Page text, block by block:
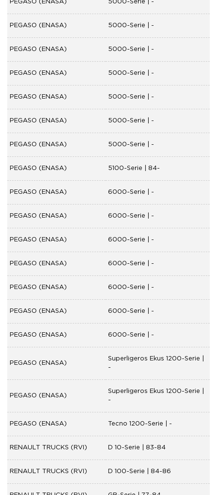
PEGASO (ENASA) 5000-Serie | -
PEGASO (ENASA) 5000-Serie | -
PEGASO (ENASA) 5000-Serie | -
PEGASO (ENASA) 5000-Serie | -
PEGASO (ENASA) 5000-Serie | -
PEGASO (ENASA) 5000-Serie | -
PEGASO (ENASA) 5000-Serie | -
PEGASO (ENASA) 5100-Serie | 84-
PEGASO (ENASA) 6000-Serie | -
PEGASO (ENASA) 6000-Serie | -
PEGASO (ENASA) 6000-Serie | -
PEGASO (ENASA) 6000-Serie | -
PEGASO (ENASA) 6000-Serie | -
PEGASO (ENASA) 6000-Serie | -
PEGASO (ENASA) 6000-Serie | -
PEGASO (ENASA)
Superligeros Ekus 1200-Serie |
-
PEGASO (ENASA)
Superligeros Ekus 1200-Serie |
-
PEGASO (ENASA) Tecno 1200-Serie | -
RENAULT TRUCKS (RVI) D 10-Serie | 83-84
RENAULT TRUCKS (RVI) D 100-Serie | 84-86